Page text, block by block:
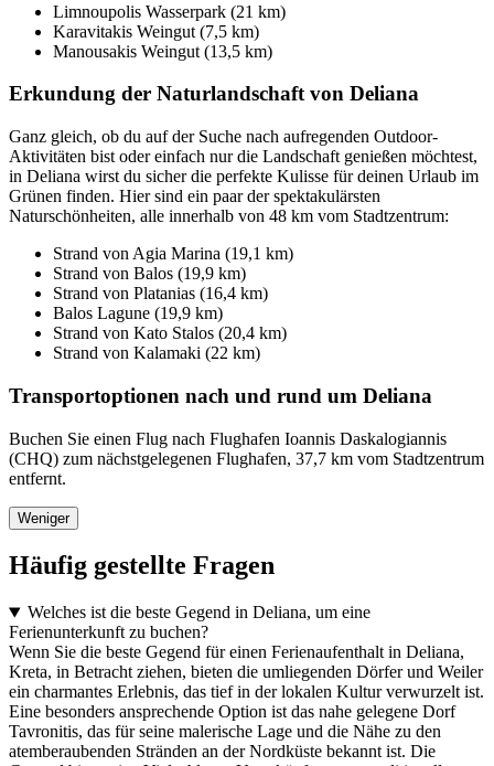
Limnoupolis Wasserpark (21 km)
Karavitakis Weingut (7,5 km)
Manousakis Weingut (13,5 km)
Erkundung der Naturlandschaft von Deliana
Ganz gleich, ob du auf der Suche nach aufregenden Outdoor-
Aktivitäten bist oder einfach nur die Landschaft genießen möchtest,
in Deliana wirst du sicher die perfekte Kulisse für deinen Urlaub im
Grünen finden. Hier sind ein paar der spektakulärsten
Naturschönheiten, alle innerhalb von 48 km vom Stadtzentrum:
Strand von Agia Marina (19,1 km)
Strand von Balos (19,9 km)
Strand von Platanias (16,4 km)
Balos Lagune (19,9 km)
Strand von Kato Stalos (20,4 km)
Strand von Kalamaki (22 km)
Transportoptionen nach und rund um Deliana
Buchen Sie einen Flug nach Flughafen Ioannis Daskalogiannis
(CHQ) zum nächstgelegenen Flughafen, 37,7 km vom Stadtzentrum
entfernt.
Weniger
Häufig gestellte Fragen
Welches ist die beste Gegend in Deliana, um eine
Ferienunterkunft zu buchen?
Wenn Sie die beste Gegend für einen Ferienaufenthalt in Deliana,
Kreta, in Betracht ziehen, bieten die umliegenden Dörfer und Weiler
ein charmantes Erlebnis, das tief in der lokalen Kultur verwurzelt ist.
Eine besonders ansprechende Option ist das nahe gelegene Dorf
Tavronitis, das für seine malerische Lage und die Nähe zu den
atemberaubenden Stränden an der Nordküste bekannt ist. Die